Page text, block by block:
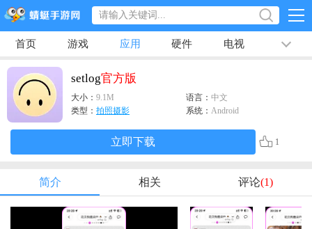
首页 游戏 应用 硬件 电视 排行榜
专题
setlog官方版
大小： 9.1M 语言： 中文
类型： 拍照摄影 系统： Android
立即下载 1
简介 相关 评论(1)